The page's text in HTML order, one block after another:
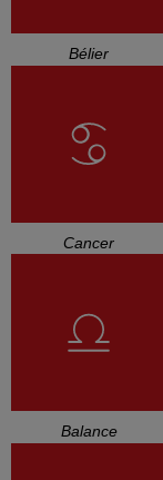
Bélier
Cancer
Balance